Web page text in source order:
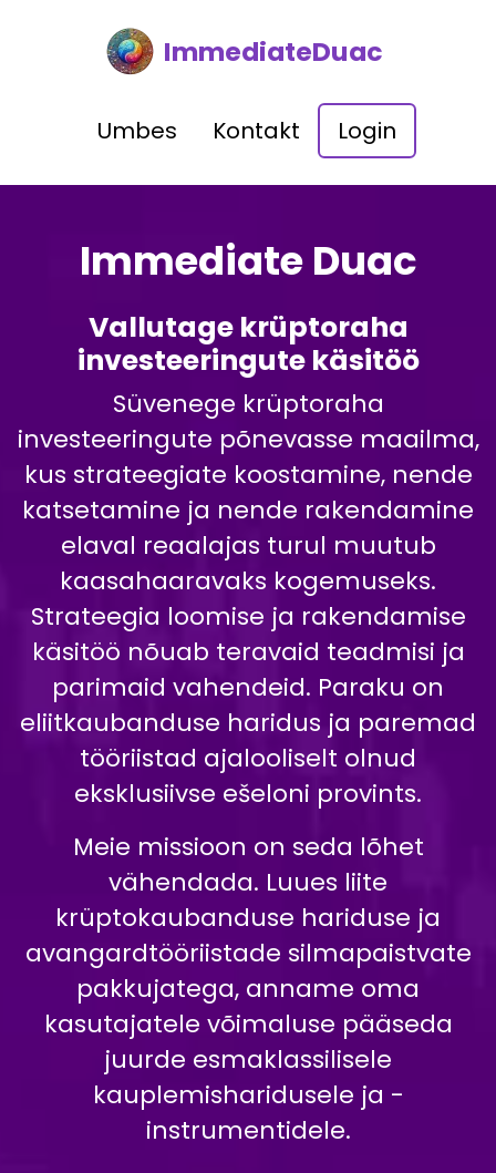
ImmediateDuac
Umbes Kontakt Login
Immediate Duac
Vallutage krüptoraha
investeeringute käsitöö
Süvenege krüptoraha
investeeringute põnevasse maailma,
kus strateegiate koostamine, nende
katsetamine ja nende rakendamine
elaval reaalajas turul muutub
kaasahaaravaks kogemuseks.
Strateegia loomise ja rakendamise
käsitöö nõuab teravaid teadmisi ja
parimaid vahendeid. Paraku on
eliitkaubanduse haridus ja paremad
tööriistad ajalooliselt olnud
eksklusiivse ešeloni provints.
Meie missioon on seda lõhet
vähendada. Luues liite
krüptokaubanduse hariduse ja
avangardtööriistade silmapaistvate
pakkujatega, anname oma
kasutajatele võimaluse pääseda
juurde esmaklassilisele
kauplemisharidusele ja -
instrumentidele.